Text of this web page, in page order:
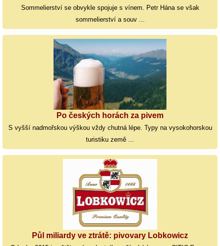
Sommelierství se obvykle spojuje s vínem. Petr Hána se však
sommelierství a souv ...
Po českých horách za pivem
S vyšší nadmořskou výškou vždy chutná lépe. Typy na vysokohorskou
turistiku země ...
Půl miliardy ve ztrátě: pivovary Lobkowicz